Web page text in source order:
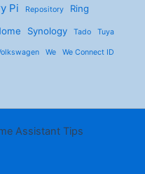
Pi Repository
Ring
Synology Tado Tuya
We We Connect ID
Assistant Tips